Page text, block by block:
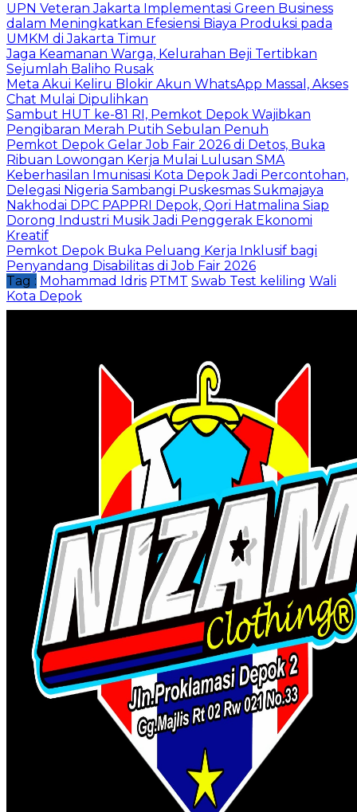
UPN Veteran Jakarta Implementasi Green Business
dalam Meningkatkan Efesiensi Biaya Produksi pada
UMKM di Jakarta Timur
Jaga Keamanan Warga, Kelurahan Beji Tertibkan
Sejumlah Baliho Rusak
Meta Akui Keliru Blokir Akun WhatsApp Massal, Akses
Chat Mulai Dipulihkan
Sambut HUT ke-81 RI, Pemkot Depok Wajibkan
Pengibaran Merah Putih Sebulan Penuh
Pemkot Depok Gelar Job Fair 2026 di Detos, Buka
Ribuan Lowongan Kerja Mulai Lulusan SMA
Keberhasilan Imunisasi Kota Depok Jadi Percontohan,
Delegasi Nigeria Sambangi Puskesmas Sukmajaya
Nakhodai DPC PAPPRI Depok, Qori Hatmalina Siap
Dorong Industri Musik Jadi Penggerak Ekonomi
Kreatif
Pemkot Depok Buka Peluang Kerja Inklusif bagi
Penyandang Disabilitas di Job Fair 2026
Tag : Mohammad Idris PTMT Swab Test keliling Wali
Kota Depok